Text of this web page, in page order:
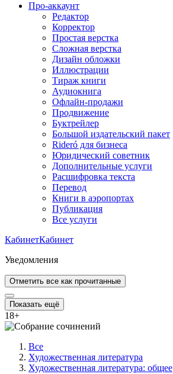
Про-аккаунт
Редактор
Корректор
Простая верстка
Сложная верстка
Дизайн обложки
Иллюстрации
Тираж книги
Аудиокнига
Офлайн-продажи
Продвижение
Буктрейлер
Большой издательский пакет
Rideró для бизнеса
Юридический советник
Дополнительные услуги
Расшифровка текста
Перевод
Книги в аэропортах
Публикация
Все услуги
КабинетКабинет
Уведомления
Отметить все как прочитанные
Показать ещё
18+
Все
Художественная литература
Художественная литература: общее